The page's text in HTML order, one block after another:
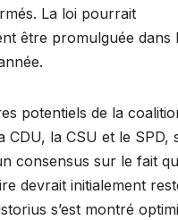
La loi pourrait
être promulguée dans
potentiels de la
CDU, la CSU et le SPD,
consensus sur le fait
devrait initialement
s’est montré